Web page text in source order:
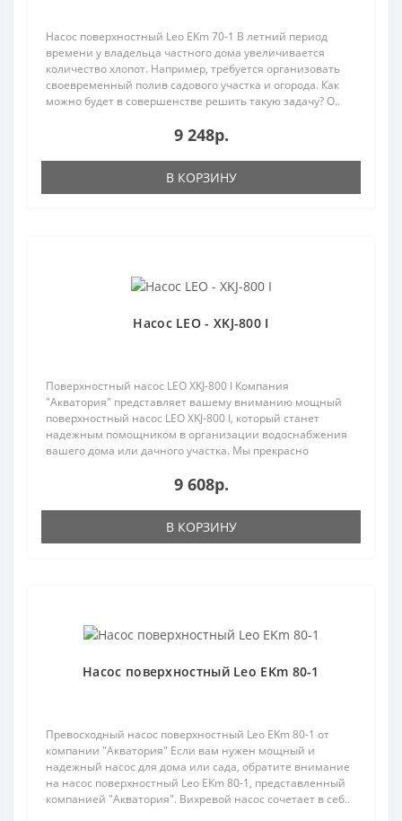
Насос поверхностный Leo EKm 70-1 В летний период
времени у владельца частного дома увеличивается
количество хлопот. Например, требуется организовать
своевременный полив садового участка и огорода. Как
можно будет в совершенстве решить такую задачу? О..
9 248р.
В КОРЗИНУ
Насос LEO - XKJ-800 I
Поверхностный насос LEO XKJ-800 I Компания
"Акватория" представляет вашему вниманию мощный
поверхностный насос LEO XKJ-800 I, который станет
надежным помощником в организации водоснабжения
вашего дома или дачного участка. Мы прекрасно
9 608р.
В КОРЗИНУ
Насос поверхностный Leo EKm 80-1
Превосходный насос поверхностный Leo EKm 80-1 от
компании "Акватория" Если вам нужен мощный и
надежный насос для дома или сада, обратите внимание
на насос поверхностный Leo EKm 80-1, представленный
компанией "Акватория". Вихревой насос сочетает в себ..